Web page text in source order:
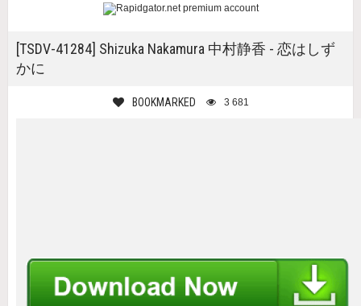
[TSDV-41284] Shizuka Nakamura 中村静香 - 恋はしず
かに
BOOKMARKED 3 681